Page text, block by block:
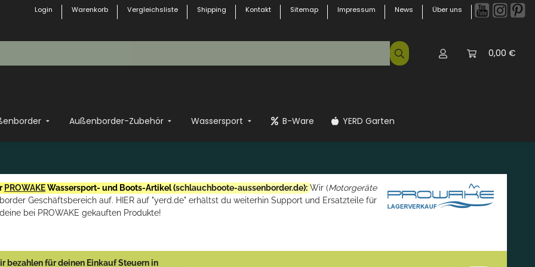
Login Warenkorb Vergleichsliste Shipping Kontakt Sitemap Impressum News Über uns
0,00 €
Außenborder-Zubehör Wassersport B-Ware YERD Garten
PROWAKEWassersport- und Boots-Artikel (schlauchboote-aussenborder.de): Wir (Motorgeräte
Geschäftsbereich auf. HIER auf "yerd.de" erhältst du weiterhin Support und Ersatzteile für
deine bei PROWAKE gekauften Produkte!
bezahlen für deinen Einkauf Steuern in